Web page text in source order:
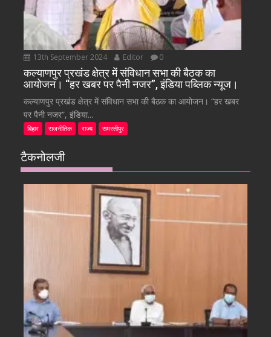
13th September 2024 Editor 0
कल्याणपुर प्रखंड क्षेत्र में संविधान सभा की बैठक का
आयोजन। “हर खबर पर पैनी नजर”, इंडिया पब्लिक न्यूज।
कल्याणपुर प्रखंड क्षेत्र में संविधान सभा की बैठक का आयोजन। “हर खबर
पर पैनी नजर”, इंडिया...
बिहार राजनीतिक राज्य समस्तीपुर
टैकनोलजी